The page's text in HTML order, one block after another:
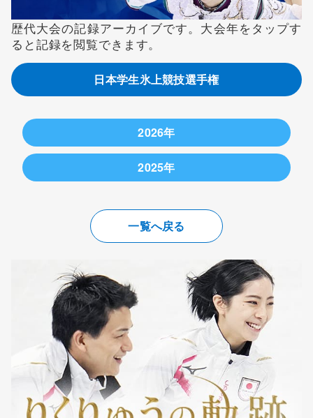
歴代大会の記録アーカイブです。大会年をタップす
ると記録を閲覧できます。
日本学生氷上競技選手権
2026年
2026年1月10日
住吉りをん
（明大）
72.91点
江川
68.86点
（3）河辺
（中京大）
62.43点
▽男子ショートプログラム
（1）佐藤駿
（明大）
93.13点
2025年
▽女子ショートプログラム
（明大）
（2）河辺
（中京大）
63.67点
（3）三宅
（岡山理大）
62.89点
▽男子ショートプログラム
一覧へ戻る